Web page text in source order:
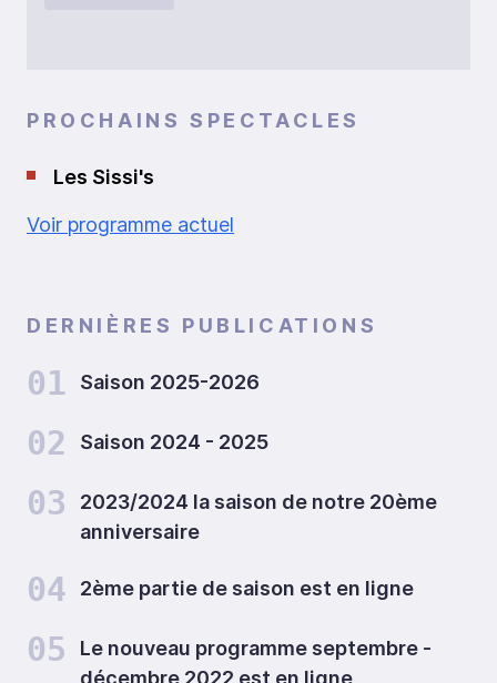
PROCHAINS SPECTACLES
Les Sissi's
Voir programme actuel
DERNIÈRES PUBLICATIONS
01 Saison 2025-2026
02 Saison 2024 - 2025
03
2023/2024 la saison de notre 20ème
anniversaire
04 2ème partie de saison est en ligne
05
Le nouveau programme septembre -
décembre 2022 est en ligne